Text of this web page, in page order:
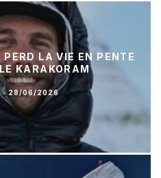
LA VIE EN PENTE
KARAKORAM
· 28/06/2026